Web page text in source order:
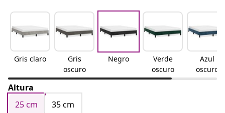
Gris claro
Gris
oscuro
Negro
Verde
oscuro
Azul
oscuro
Altura
25 cm
35 cm